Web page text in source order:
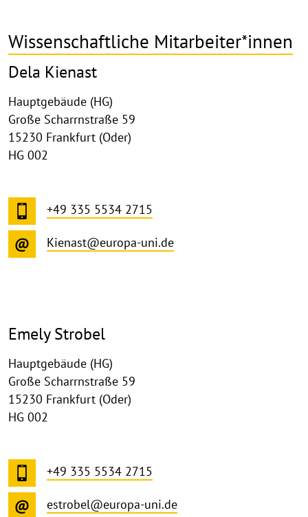
Wissenschaftliche Mitarbeiter*innen
Dela Kienast
Hauptgebäude (HG)
Große Scharrnstraße 59
15230 Frankfurt (Oder)
HG 002
+49 335 5534 2715
Kienast@europa-uni.de
Emely Strobel
Hauptgebäude (HG)
Große Scharrnstraße 59
15230 Frankfurt (Oder)
HG 002
+49 335 5534 2715
estrobel@europa-uni.de